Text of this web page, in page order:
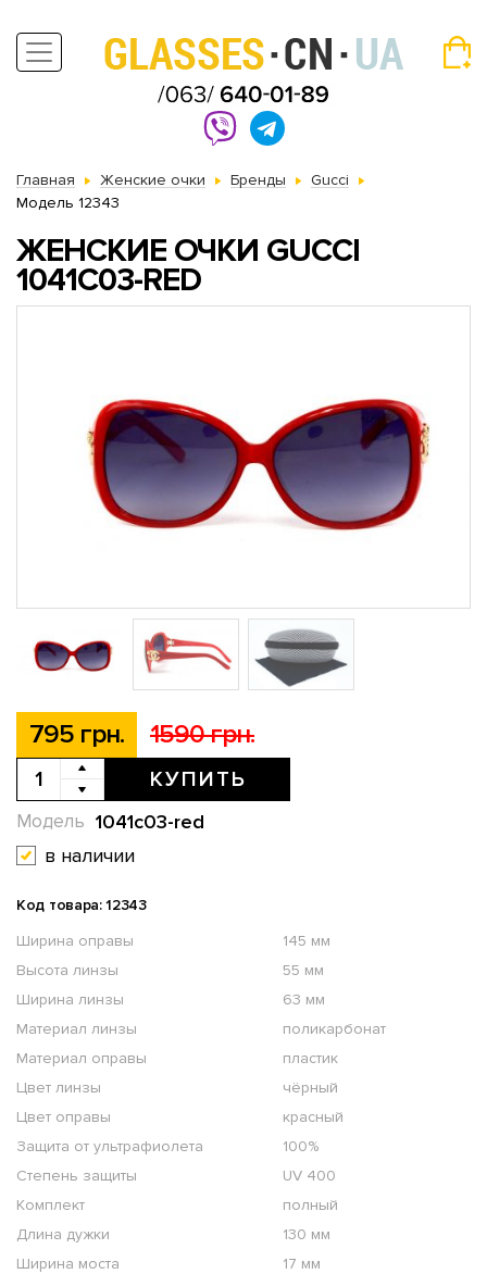
Главная Женские очки Бренды
Gucci
Модель 12343
ЖЕНСКИЕ ОЧКИ GUCCI
1041C03-RED
795 грн. 1590 грн.
КУПИТЬ
1041c03-red
Модель
в наличии
Код товара: 12343
Ширина оправы
145 мм
Высота линзы
55 мм
Ширина линзы
63 мм
Материал линзы
поликарбонат
Материал оправы
пластик
Цвет линзы
чёрный
Цвет оправы
красный
Защита от ультрафиолета
100%
Степень защиты
UV 400
Комплект
полный
Длина дужки
130 мм
Ширина моста
17 мм